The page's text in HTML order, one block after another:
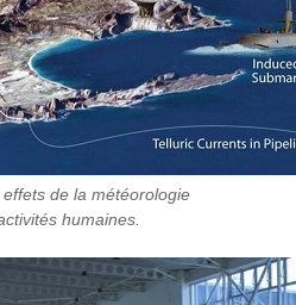
de la météorologie
humaines.